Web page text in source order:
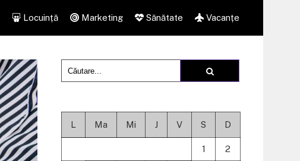
Locuință Marketing Sănătate Vacanțe
L Ma Mi J V S D
1 2